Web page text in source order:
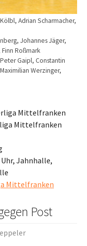
Adrian Scharmacher,
Johannes Jäger,
Roßmark
Gaipl, Constantin
Werzinger,
Mittelfranken
Mittelfranken
Jahnhalle,
Mittelfranken
Post